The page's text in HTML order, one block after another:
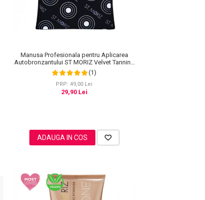
Manusa Profesionala pentru Aplicarea
Autobronzantului ST MORIZ Velvet Tanning
Mitt
(1)
PRP: 49,00 Lei
29,90 Lei
ADAUGA IN COS